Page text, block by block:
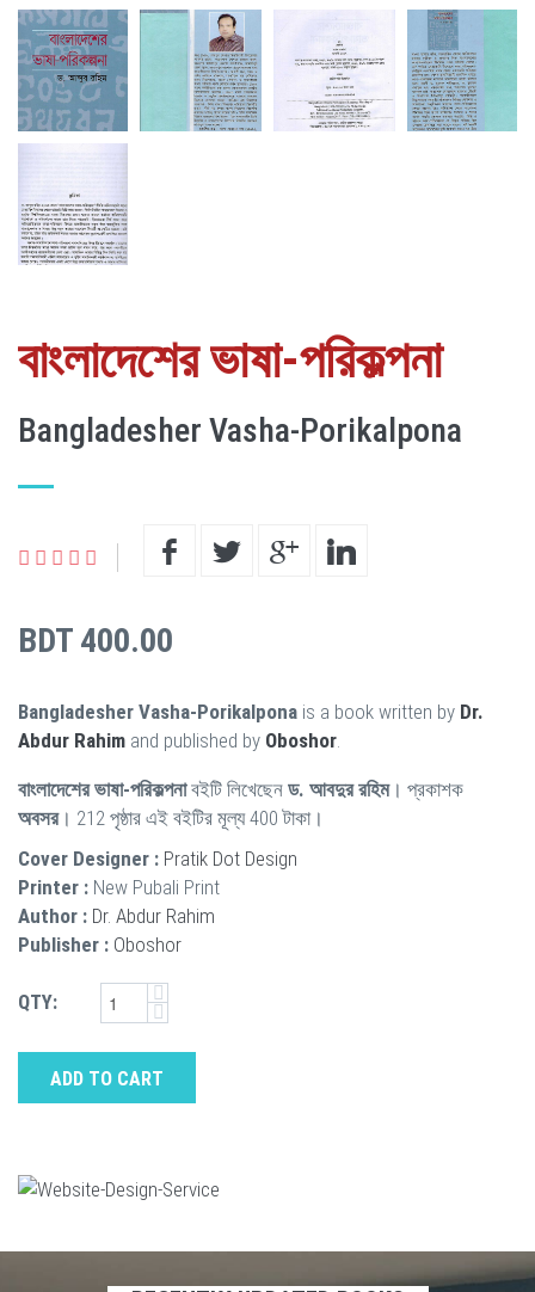
বাংলাদেশের ভাষা-পরিকল্পনা
Bangladesher Vasha-Porikalpona
BDT 400.00
Bangladesher Vasha-Porikalpona is a book written by Dr.
Abdur Rahim and published by Oboshor
বাংলাদেশের ভাষা-পরিকল্পনাবইটি লিখেছেন ড. আবদুর রহিম। প্রকাশক
অবসর। 212 পৃষ্ঠার এই বইটির মূল্য 400 টাকা।
Cover Designer : Pratik Dot Design
Printer : New Pubali Print
Author : Dr. Abdur Rahim
Publisher : Oboshor
QTY:
ADD TO CART